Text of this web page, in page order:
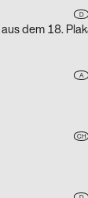
D
A
CH